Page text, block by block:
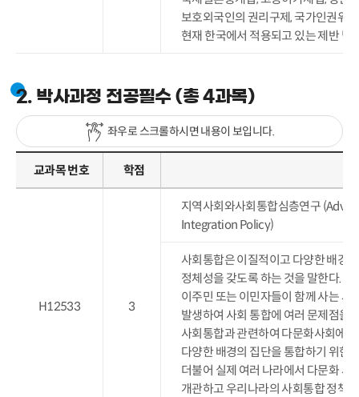
보호외국인의 권리구제, 국가인권위
현재 한국에서 적용되고 있는 제반 법
2. 박사과정 전공필수 (총 4과목)
좌우로 스크롤하시면 내용이 보입니다.
교과목 번호 학점
H12533 3
지역사회와사회통합심층연구
Integration Policy)
사회통합은 이질적이고 다양한 배경
정체성을 갖도록 하는 것을 말한다.
이주민 또는 이민자들이 함께 사는
발생하여 사회 통합에 여러 문제점을
사회통합과 관련하여 다문화사회에
다양한 배경의 집단을 통합하기 위한
더불어 실제 여러 나라에서 다문화
개관하고 우리나라의 사회통합 정책